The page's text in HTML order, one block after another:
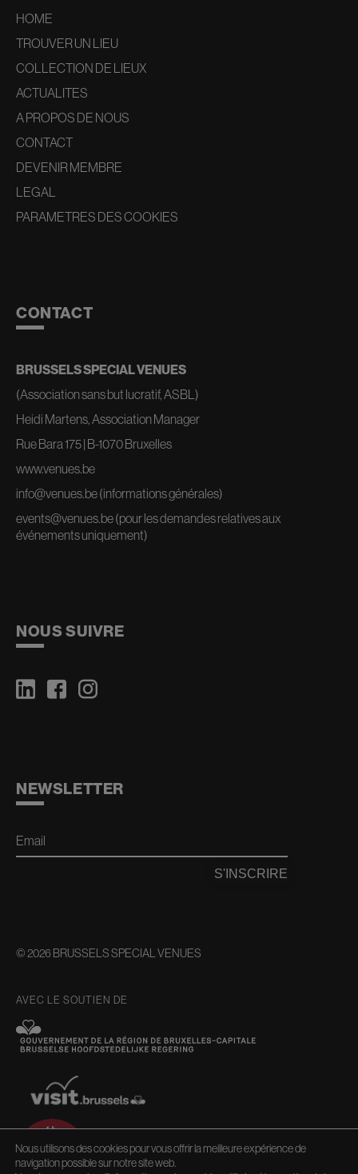
HOME
TROUVER UN LIEU
COLLECTION DE LIEUX
ACTUALITES
A PROPOS DE NOUS
CONTACT
DEVENIR MEMBRE
LEGAL
PARAMETRES DES COOKIES
CONTACT
BRUSSELS SPECIAL VENUES
(Association sans but lucratif, ASBL)
Heidi Martens, Association Manager
Rue Bara 175 | B-1070 Bruxelles
www.venues.be
info@venues.be(informations générales)
events@venues.be(pour les demandes relatives aux
événements uniquement)
NOUS SUIVRE
NEWSLETTER
Email
S'INSCRIRE
© 2026 BRUSSELS SPECIAL VENUES
AVEC LE SOUTIEN DE
Nous utilisons des cookies pour vous offrir la meilleure expérience de
navigation possible sur notre site web.